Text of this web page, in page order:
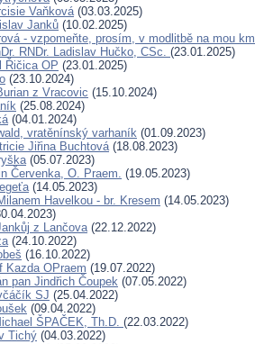
Vaňková(03.03.2025)
Janků (10.02.2025)
- vzpomeňte, prosím, v modlitbě na mou
RNDr. Ladislav Hučko, CSc. (23.01.2025)
Řičica OP (23.01.2025)
(23.10.2024)
z Vracovic (15.10.2024)
(25.08.2024)
(04.01.2024)
vratěnínský varhaník (01.09.2023)
Jiřina Buchtová(18.08.2023)
(05.07.2023)
Červenka, O. Praem. (19.05.2023)
(14.05.2023)
Havelkou - br. Kresem (14.05.2023)
z Lančova(22.12.2022)
(24.10.2022)
(16.10.2022)
Kazda OPraem (19.07.2022)
pan Jindřich Čoupek (07.05.2022)
SJ (25.04.2022)
(09.04.2022)
ŠPAČEK, Th.D. (22.03.2022)
Tichý (04.03.2022)